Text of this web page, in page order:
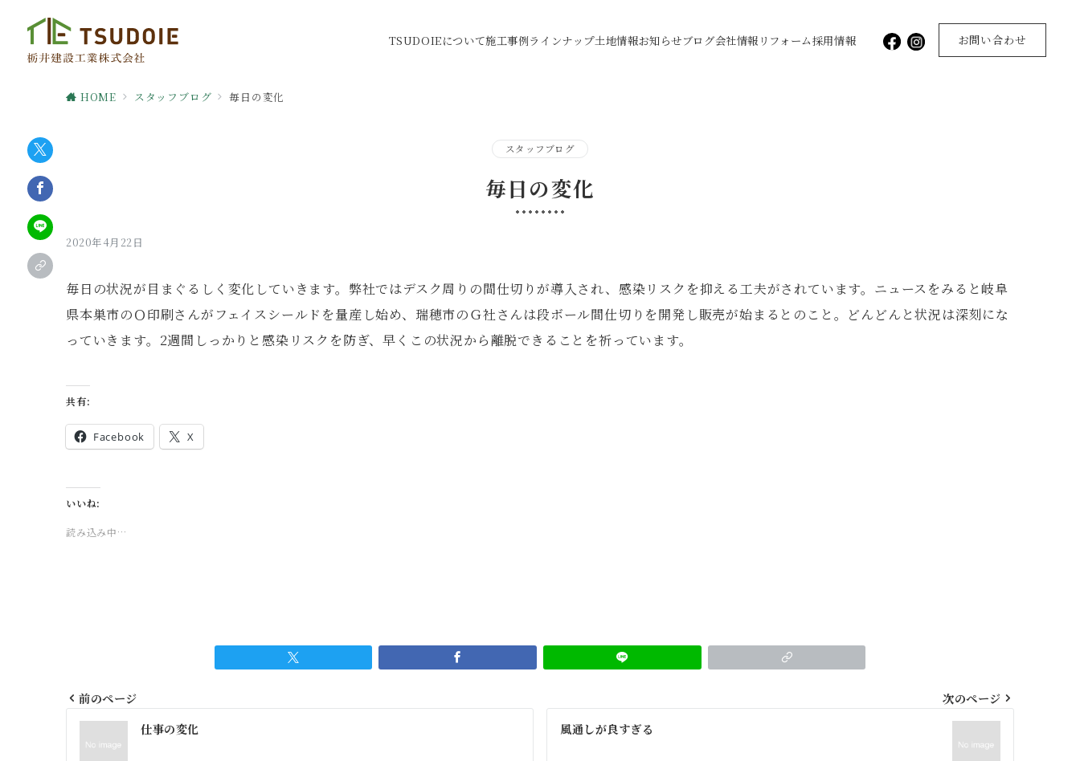
TSUDOIEについて施工事例ラインナップ土地情報お知らせブログ会社情報 リフォーム採用情報 お問い合わせ
HOME スタッフブログ 毎日の変化
スタッフブログ
毎日の変化
2020年4月22日
毎日の状況が目まぐるしく変化していきます。弊社ではデスク周りの間仕切りが導入され、感染リスクを抑える工夫がされています。ニュースをみると岐阜
県本巣市のＯ印刷さんがフェイスシールドを量産し始め、瑞穂市のＧ社さんは段ボール間仕切りを開発し販売が始まるとのこと。どんどんと状況は深刻にな
っていきます。2週間しっかりと感染リスクを防ぎ、早くこの状況から離脱できることを祈っています。
共有:
Facebook X
いいね:
読み込み中…
投
前のページ
仕事の変化
次のページ
風通しが良すぎる